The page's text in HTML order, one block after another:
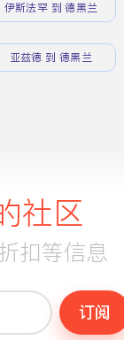
伊斯法罕 到 德黑兰
亚兹德 到 德黑兰
社区
扣等信息
订阅